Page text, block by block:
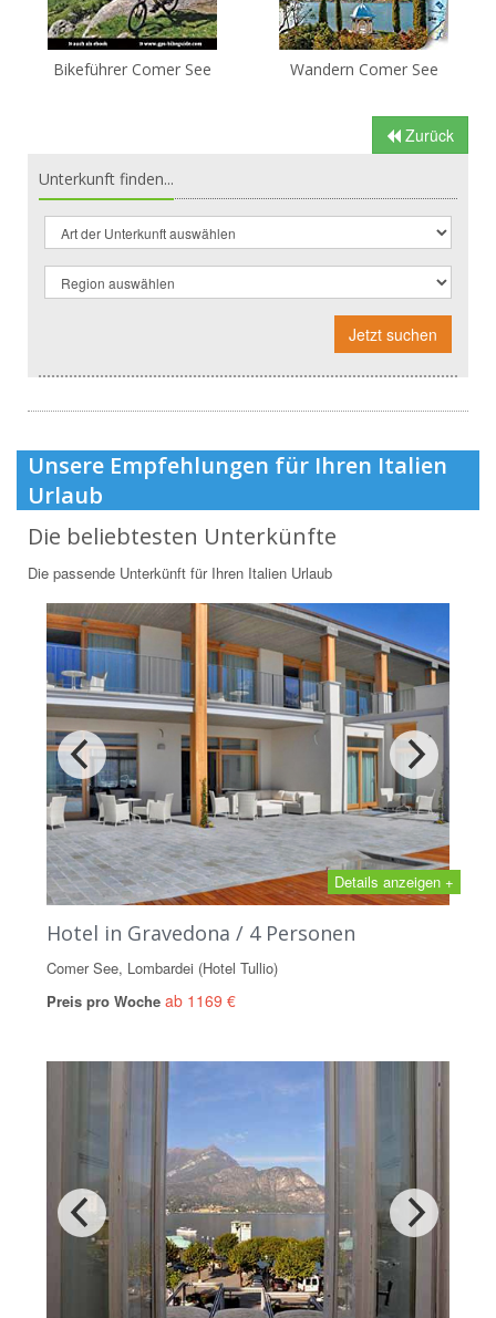
Bikeführer Comer See Wandern Comer See
Zurück
Unterkunft finden...
Jetzt suchen
Unsere Empfehlungen für Ihren Italien
Urlaub
Die beliebtesten Unterkünfte
Die passende Unterkünft für Ihren Italien Urlaub
Details anzeigen +
Hotel in Gravedona / 4 Personen
Comer See, Lombardei (Hotel Tullio)
Preis pro Woche ab 1169 €